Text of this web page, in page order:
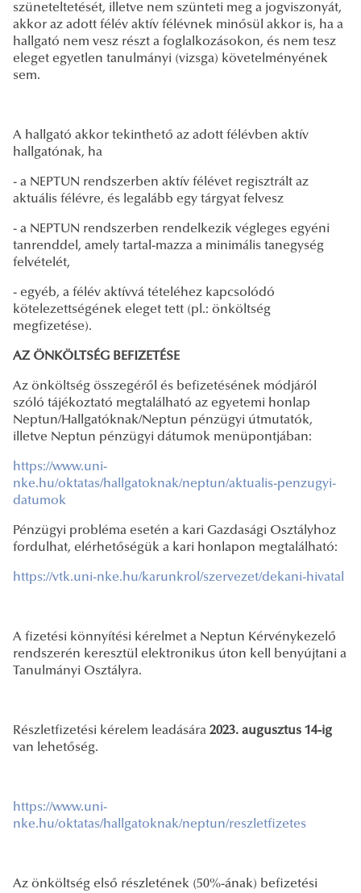
szüneteltetését, illetve nem szünteti meg a jogviszonyát,
akkor az adott félév aktív félévnek minősül akkor is, ha a
hallgató nem vesz részt a foglalkozásokon, és nem tesz
eleget egyetlen tanulmányi (vizsga) követelményének
sem.
A hallgató akkor tekinthető az adott félévben aktív
hallgatónak, ha
- a NEPTUN rendszerben aktív félévet regisztrált az
aktuális félévre, és legalább egy tárgyat felvesz
- a NEPTUN rendszerben rendelkezik végleges egyéni
tanrenddel, amely tartal-mazza a minimális tanegység
felvételét,
- egyéb, a félév aktívvá tételéhez kapcsolódó
kötelezettségének eleget tett (pl.: önköltség
megfizetése).
AZ ÖNKÖLTSÉG BEFIZETÉSE
Az önköltség összegéről és befizetésének módjáról
szóló tájékoztató megtalálható az egyetemi honlap
Neptun/Hallgatóknak/Neptun pénzügyi útmutatók,
illetve Neptun pénzügyi dátumok menüpontjában:
https://www.uni-
nke.hu/oktatas/hallgatoknak/neptun/aktualis-penzugyi-
datumok
Pénzügyi probléma esetén a kari Gazdasági Osztályhoz
fordulhat, elérhetőségük a kari honlapon megtalálható:
https://vtk.uni-nke.hu/karunkrol/szervezet/dekani-hivatal
A fizetési könnyítési kérelmet a Neptun Kérvénykezelő
rendszerén keresztül elektronikus úton kell benyújtani a
Tanulmányi Osztályra.
Részletfizetési kérelem leadására 2023. augusztus 14-ig
van lehetőség.
https://www.uni-
nke.hu/oktatas/hallgatoknak/neptun/reszletfizetes
Az önköltség első részletének (50%-ának) befizetési